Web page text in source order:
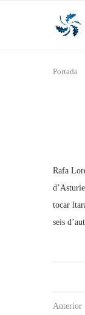
Portada
Rafa
tocar
seis
Anterior